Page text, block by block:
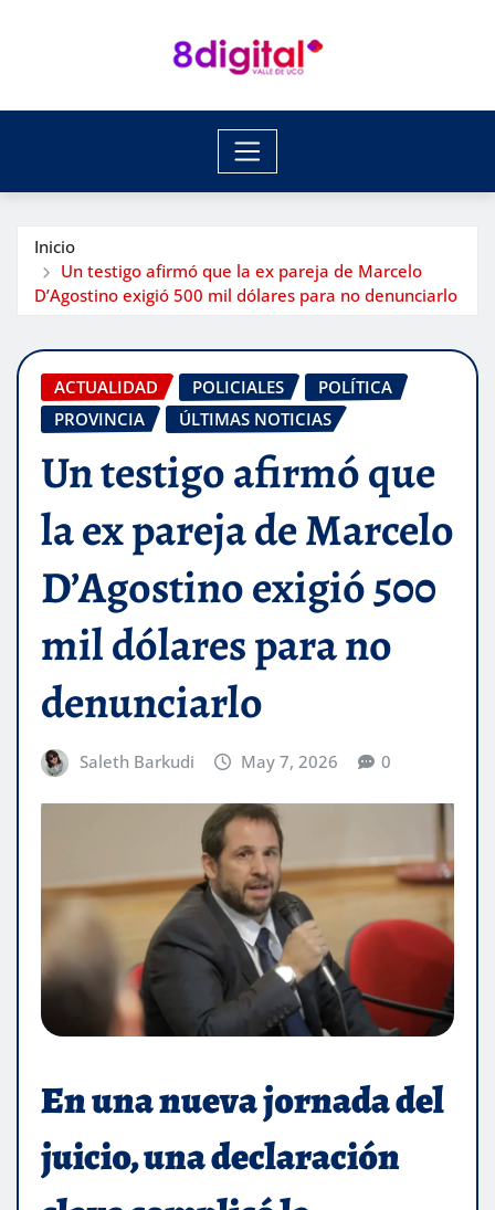
Inicio
Un testigo afirmó que la ex pareja de Marcelo
D’Agostino exigió 500 mil dólares para no denunciarlo
ACTUALIDAD POLICIALES
POLÍTICA
PROVINCIA
ÚLTIMAS NOTICIAS
Un testigo afirmó que
la ex pareja de Marcelo
D’Agostino exigió 500
mil dólares para no
denunciarlo
Saleth Barkudi May 7, 2026 0
En una nueva jornada del
juicio, una declaración